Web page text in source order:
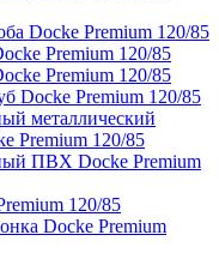
Docke Premium 120/85
Premium 120/85
Premium 120/85
Docke Premium 120/85
металлический
Premium 120/85
ПВХ Docke Premium
120/85
Docke Premium